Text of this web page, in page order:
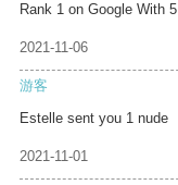
Rank 1 on Google With 5
2021-11-06
游客
Estelle sent you 1 nude
2021-11-01